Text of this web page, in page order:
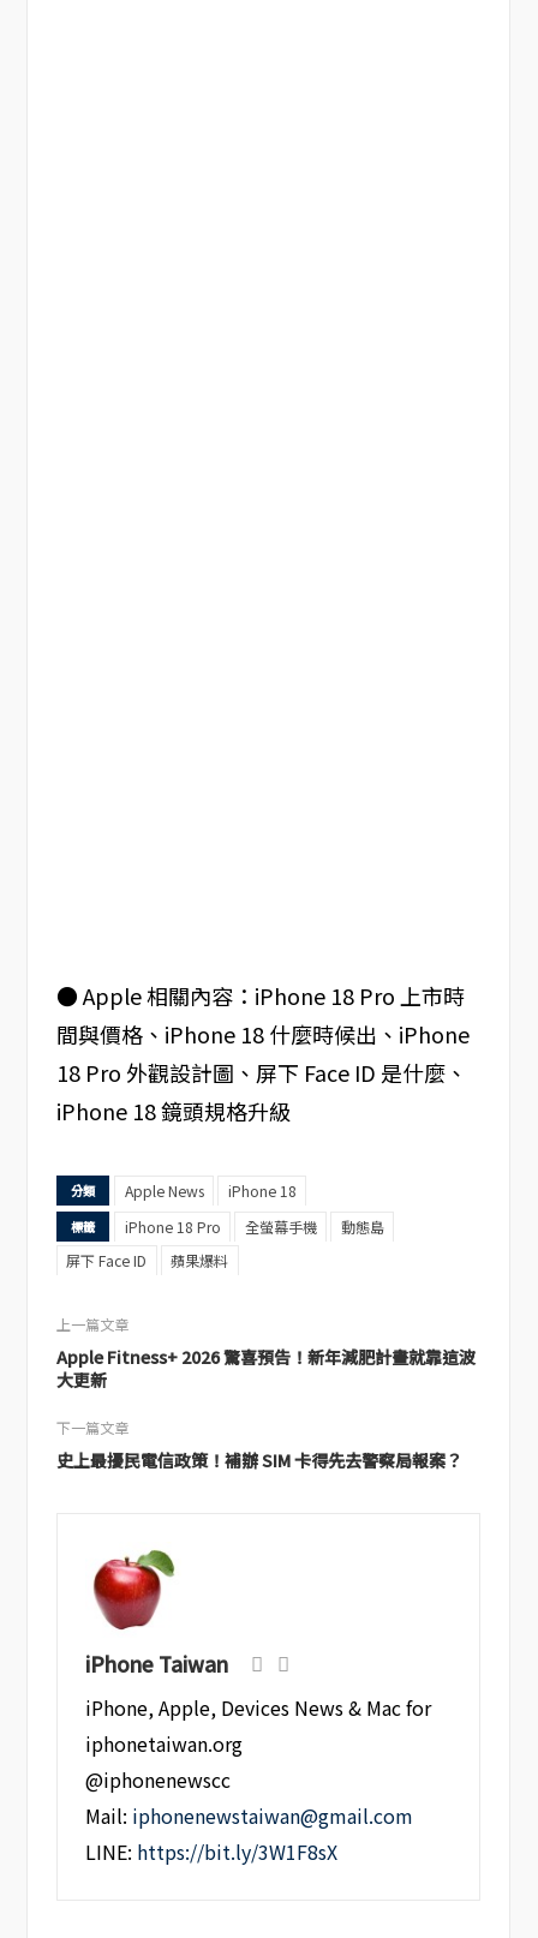
● Apple 相關內容：iPhone 18 Pro 上市時
間與價格、iPhone 18 什麼時候出、iPhone
18 Pro 外觀設計圖、屏下 Face ID 是什麼、
iPhone 18 鏡頭規格升級
分類 Apple News iPhone 18
標籤 iPhone 18 Pro 全螢幕手機
動態島
屏下 Face ID
蘋果爆料
上一篇文章
Apple Fitness+ 2026 驚喜預告！新年減肥計畫就靠這波
大更新
下一篇文章
史上最擾民電信政策！補辦 SIM 卡得先去警察局報案？
iPhone Taiwan
iPhone, Apple, Devices News & Mac for
iphonetaiwan.org
@iphonenewscc
Mail: iphonenewstaiwan@gmail.com
LINE: https://bit.ly/3W1F8sX